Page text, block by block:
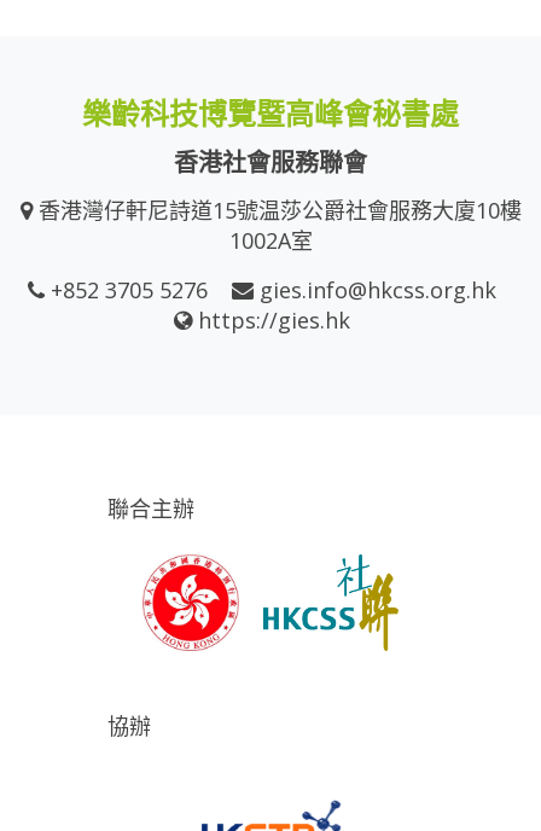
樂齡科技博覽暨高峰會秘書處
香港社會服務聯會
香港灣仔軒尼詩道15號温莎公爵社會服務大廈10樓
1002A室
+852 3705 5276
gies.info@hkcss.org.hk
https://gies.hk
聯合主辦
協辦